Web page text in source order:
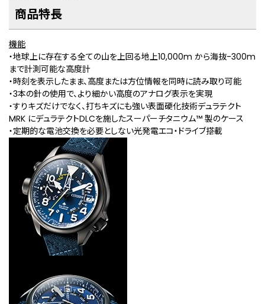
商品特長
機能
・地球上に存在する全ての山を上回る地上10,000m から海抜-300m
まで計測可能な高度計
・時刻を表示したまま、高度または方位情報を同時に読み取り可能
・3本の針の使用で、より細かい高度のアナログ表示を実現
・すりキズだけでなく、打ちキズにも強い表面硬化技術デュラテクト
MRK にデュラテクトDLCを施したスーパーチタニウム™ 製のケース
・定期的な電池交換を必要としない光発電エコ・ドライブ搭載